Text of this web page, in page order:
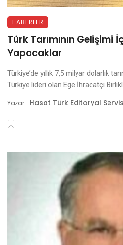
HABERLER
Türk Tarımının Gelişimi
Yapacaklar
Türkiye’de yıllık 7,5 milyar dolarlık
Türkiye lideri olan Ege İhracatçı
Yazar : Hasat Türk Editoryal